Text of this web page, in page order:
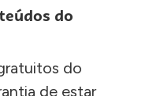
do
do
de estar